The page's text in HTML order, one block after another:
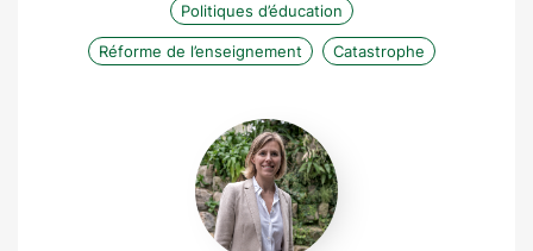
Politiques d’éducation
Réforme de l’enseignement Catastrophe
Clémence
Marque